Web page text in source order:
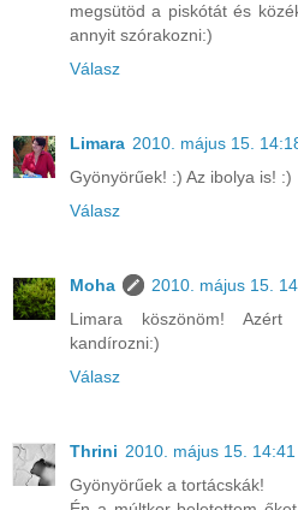
megsütöd a piskótát és
annyit szórakozni:)
Válasz
Limara 2010. május 15.
Gyönyörűek! :) Az ibolya is! :)
Válasz
Moha
2010. május 15.
Limara köszönöm!
kandírozni:)
Válasz
Thrini 2010. május 15. 14:41
Gyönyörűek a tortácskák!